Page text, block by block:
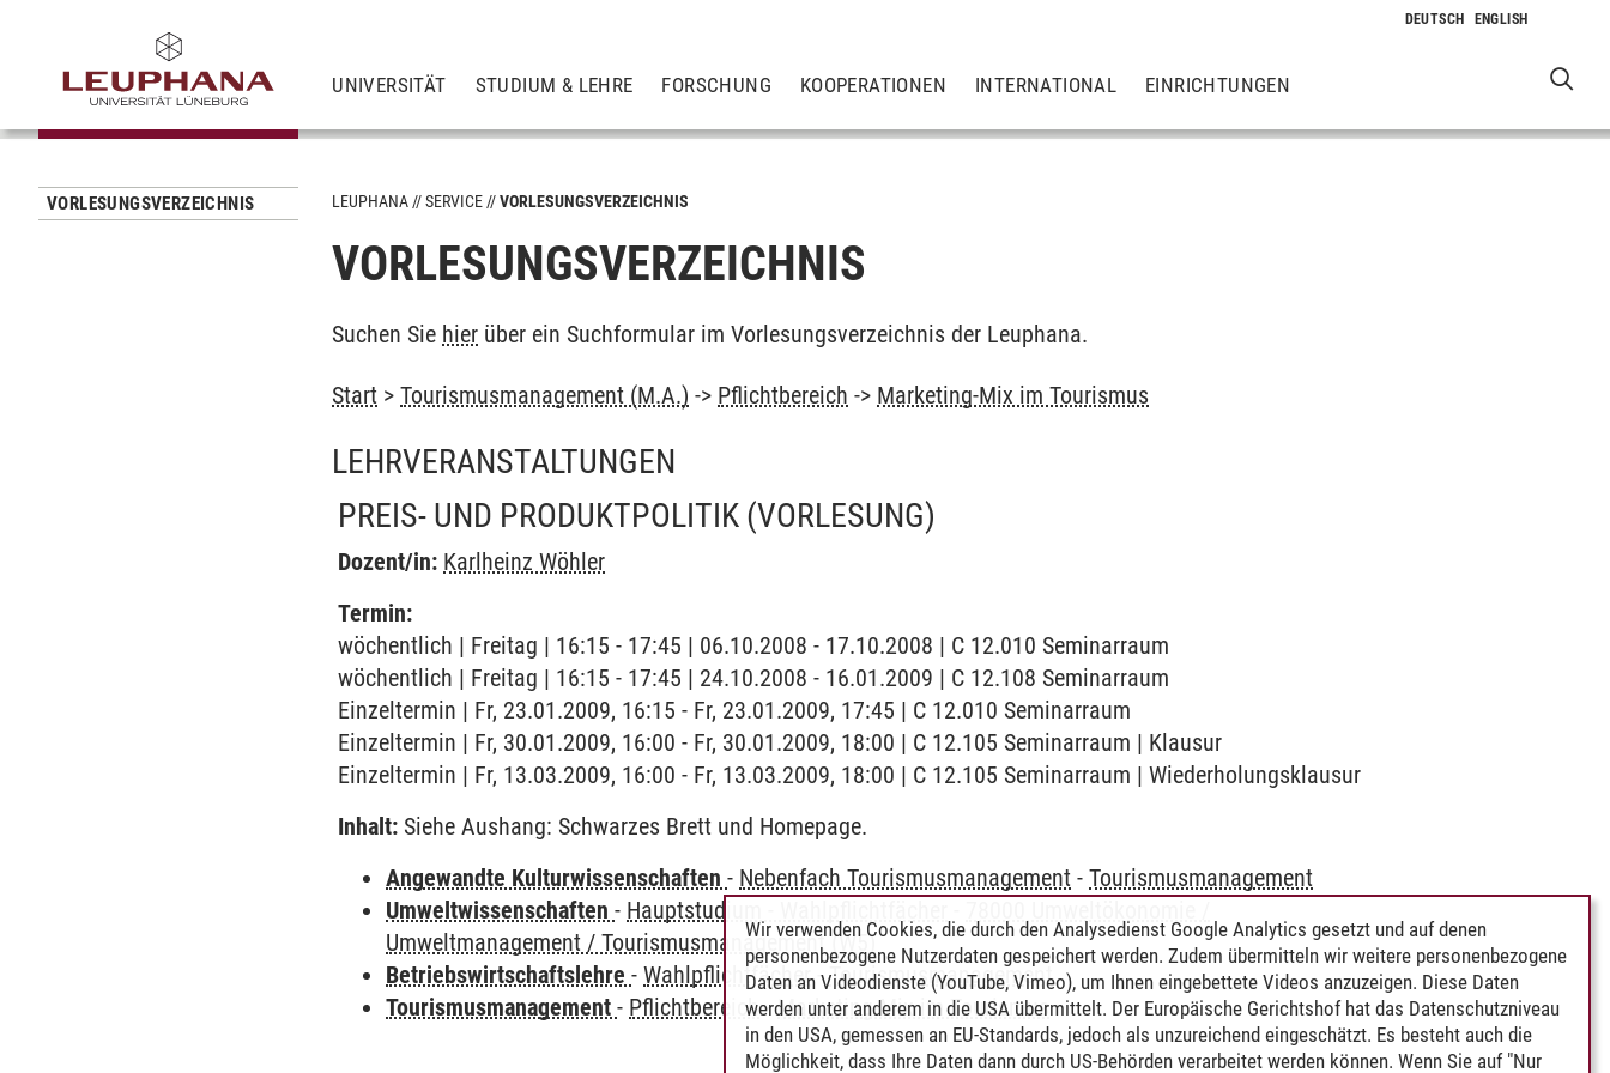
UNIVERSITÄT STUDIUM & LEHRE FORSCHUNG KOOPERATIONEN INTERNATIONAL EINRICHTUNGEN
VORLESUNGSVERZEICHNIS LEUPHANA SERVICE VORLESUNGSVERZEICHNIS
VORLESUNGSVERZEICHNIS
Suchen Sie hier über ein Suchformular im Vorlesungsverzeichnis der Leuphana.
Start >Tourismusmanagement (M.A.) -> Pflichtbereich -> Marketing-Mix im Tourismus
LEHRVERANSTALTUNGEN
PREIS- UND PRODUKTPOLITIK (VORLESUNG)
Dozent/in: Karlheinz Wöhler
Termin:
wöchentlich | Freitag | 16:15 - 17:45 | 06.10.2008 - 17.10.2008 | C 12.010 Seminarraum
wöchentlich | Freitag | 16:15 - 17:45 | 24.10.2008 - 16.01.2009 | C 12.108 Seminarraum
Einzeltermin | Fr, 23.01.2009, 16:15 - Fr, 23.01.2009, 17:45 | C 12.010 Seminarraum
Einzeltermin | Fr, 30.01.2009, 16:00 - Fr, 30.01.2009, 18:00 | C 12.105 Seminarraum | Klausur
Einzeltermin | Fr, 13.03.2009, 16:00 - Fr, 13.03.2009, 18:00 | C 12.105 Seminarraum | Wiederholungsklausur
Inhalt: Siehe Aushang: Schwarzes Brett und Homepage.
Angewandte Kulturwissenschaften- Nebenfach Tourismusmanagement -Tourismusmanagement
Umweltwissenschaften- Hauptstudium - Wahlpflichtfächer
Umweltmanagement / Tourismusmanagement (W5)
Betriebswirtschaftslehre-Wahlpflichtfächer-Tourismusmanagement
Tourismusmanagement- Pflichtbereich-Marketing-Mix im Tourismus
Wir verwenden Cookies, die durch den Analysedienst Google Analytics gesetzt und auf denen
personenbezogene Nutzerdaten gespeichert werden. Zudem übermitteln wir weitere personenbezogene
Daten an Videodienste (YouTube, Vimeo), um Ihnen eingebettete Videos anzuzeigen. Diese Daten
werden unter anderem in die USA übermittelt. Der Europäische Gerichtshof hat das Datenschutzniveau
in den USA, gemessen an EU-Standards, jedoch als unzureichend eingeschätzt. Es besteht auch die
Möglichkeit, dass Ihre Daten dann durch US-Behörden verarbeitet werden können. Wenn Sie auf "Nur